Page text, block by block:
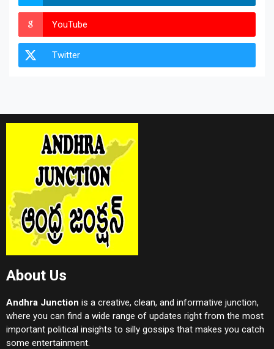
YouTube
Twitter
About Us
Andhra Junction is a creative, clean, and informative junction,
where you can find a wide range of updates right from the most
important political insights to silly gossips that makes you catch
some entertainment.